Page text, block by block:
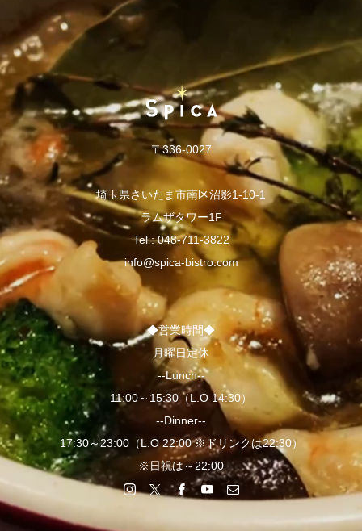
〒336-0027
埼玉県さいたま市南区沼影1-10-1
ラムザタワー1F
Tel :048-711-3822
info@spica-bistro.com
◆営業時間◆
月曜日定休
--Lunch--
11:00～15:30（L.O 14:30）
--Dinner--
17:30～23:00（L.O 22:00 ※ドリンクは22:30）
※日祝は～22:00